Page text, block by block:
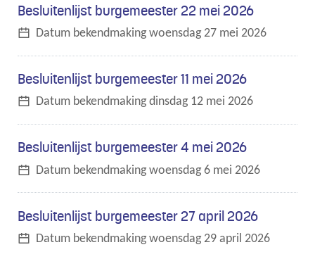
Besluitenlijst burgemeester 22 mei 2026
Datum bekendmakingwoensdag 27 mei 2026
Besluitenlijst burgemeester 11 mei 2026
Datum bekendmakingdinsdag 12 mei 2026
Besluitenlijst burgemeester 4 mei 2026
Datum bekendmakingwoensdag 6 mei 2026
Besluitenlijst burgemeester 27 april 2026
Datum bekendmakingwoensdag 29 april 2026